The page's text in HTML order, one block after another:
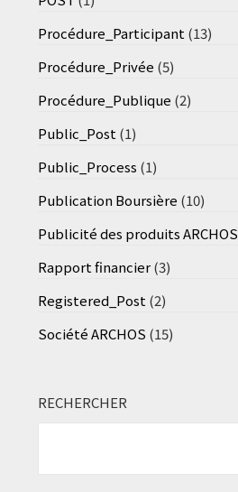
Procédure_Participant (13)
Procédure_Privée (5)
Procédure_Publique (2)
Public_Post (1)
Public_Process (1)
Publication Boursière (10)
Publicité des produits ARCHOS
Rapport financier(3)
Registered_Post (2)
Société ARCHOS (15)
RECHERCHER